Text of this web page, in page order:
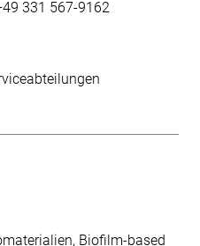
331 567-9162
Biofilm-based